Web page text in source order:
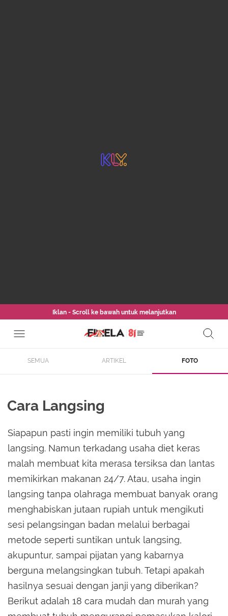
Iklan - Scroll ke bawah untuk melanjutkan
SEMUA ARTIKEL FOTO
Cara Langsing
Siapapun pasti ingin memiliki tubuh yang
langsing. Namun terkadang usaha diet keras
malah membuat kita merasa tersiksa dan lantas
memikirkan makanan 24/7. Atau, usaha ingin
langsing tanpa olahraga membuat banyak orang
menghabiskan jutaan rupiah untuk mengikuti
sesi pelangsingan badan melalui berbagai
metode seperti suntikan untuk langsing,
akupuntur, sampai pijatan yang kabarnya
berguna melangsingkan tubuh. Tetapi apakah
hasilnya sesuai dengan janji yang diberikan?
Berikut adalah 18 cara mudah dan murah yang